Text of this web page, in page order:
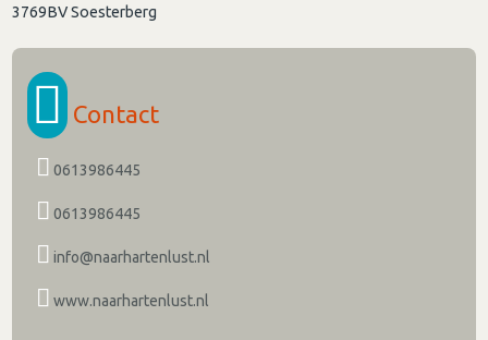
3769BVSoesterberg
Contact
0613986445
0613986445
info@naarhartenlust.nl
www.naarhartenlust.nl